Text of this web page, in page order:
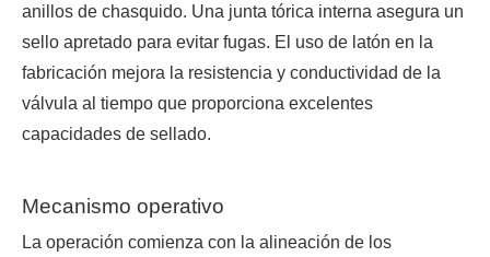
anillos de chasquido. Una junta tórica interna asegura un
sello apretado para evitar fugas. El uso de latón en la
fabricación mejora la resistencia y conductividad de la
válvula al tiempo que proporciona excelentes
capacidades de sellado.
Mecanismo operativo
La operación comienza con la alineación de los